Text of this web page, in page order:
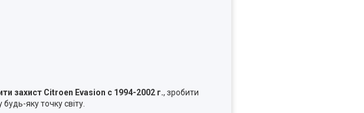
захист Citroen Evasion с 1994-2002 г., зробити
яку точку світу.